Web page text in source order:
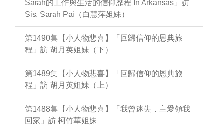
Sarah的工作與生活的信仰歷程 In Arkansas」訪
Sis. Sarah Pai（白慧萍姐妹）
第1490集【小人物悲喜】「回歸信仰的恩典旅
程」訪 胡月英姐妹（下）
第1489集【小人物悲喜】「回歸信仰的恩典旅
程」訪 胡月英姐妹（上）
第1488集【小人物悲喜】「我曾迷失，主愛領我
回家」訪 柯竹華姐妹